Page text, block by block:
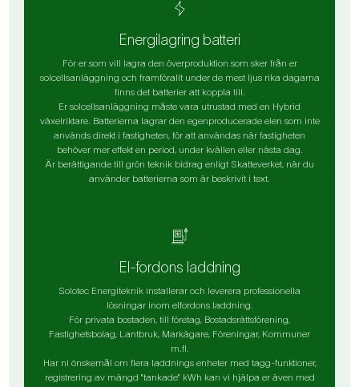
Energilagring batteri
För er som vill lagra den överproduktion som sker från er
solcellsanläggning och framförallt under de mest ljus rika dagarna
finns det batterier att koppla till.
Er solcellsanläggning måste vara utrustad med en Hybrid
växelriktare. Batterierna lagrar den egenproducerade elen som inte
används direkt i fastigheten, för att användas när fastigheten
behöver mer effekt en period, under kvällen eller nästa dag.
Är berättigande till grön teknik bidrag enligt Skatteverket, när du
använder batterierna som är beskrivit i text.
El-fordons laddning
Solotec Energiteknik installerar och leverera professionella
lösningar inom elfordons laddning.
För privata bostaden, till företag, Bostadsrättsförening,
Fastighetsbolag, Lantbruk, Markägare, Föreningar, Kommuner
m.fl.
Har ni önskemål om flera laddnings enheter med tagg-funktioner,
registrering av mängd "tankade" kWh kan vi hjälpa er även med